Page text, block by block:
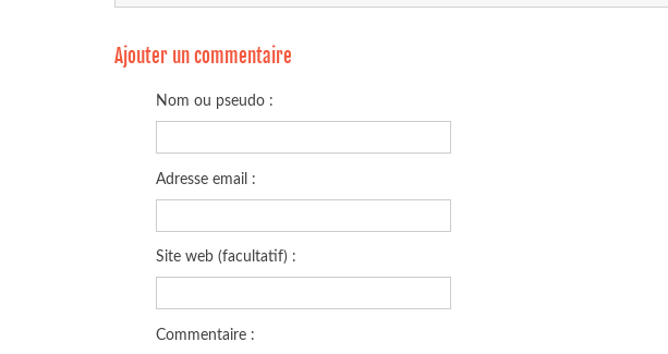
Ajouter un commentaire
Nom ou pseudo :
Adresse email :
Site web (facultatif) :
Commentaire :